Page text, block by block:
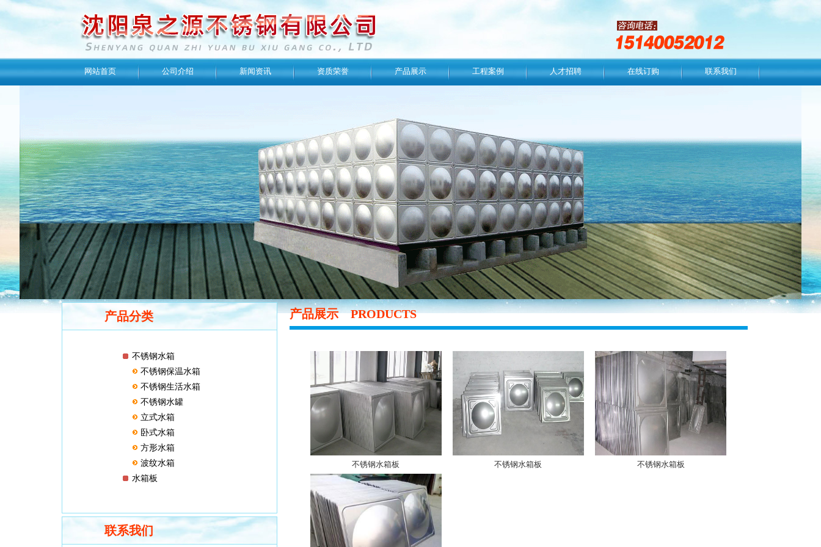
网站首页 公司介绍 新闻资讯 资质荣誉 产品展示 工程案例 人才招聘 在线订购 联系我们
产品分类
不锈钢水箱
不锈钢保温水箱
不锈钢生活水箱
不锈钢水罐
立式水箱
卧式水箱
方形水箱
波纹水箱
水箱板
联系我们
产品展示PRODUCTS
不锈钢水箱板 不锈钢水箱板 不锈钢水箱板